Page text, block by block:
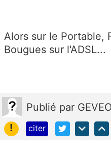
Alors sur le Portable,
Bougues sur l'ADSL...
Publié par
!
citer